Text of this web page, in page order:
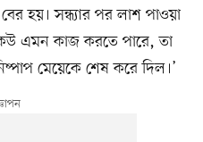
হয়। সন্ধ্যার পর লাশ পাওয়া
এমন কাজ করতে পারে, তা
মেয়েকে শেষ করে দিল।’